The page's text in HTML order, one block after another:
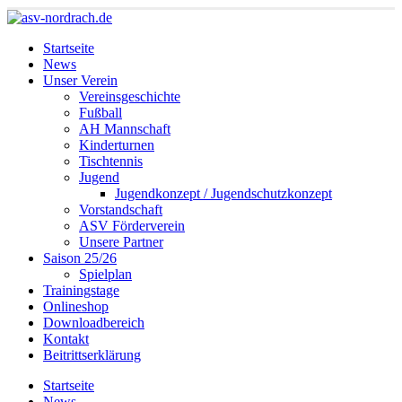
Startseite
News
Unser Verein
Vereinsgeschichte
Fußball
AH Mannschaft
Kinderturnen
Tischtennis
Jugend
Jugendkonzept / Jugendschutzkonzept
Vorstandschaft
ASV Förderverein
Unsere Partner
Saison 25/26
Spielplan
Trainingstage
Onlineshop
Downloadbereich
Kontakt
Beitrittserklärung
Startseite